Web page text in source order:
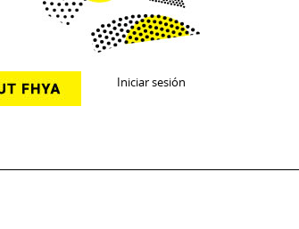
Iniciar sesión